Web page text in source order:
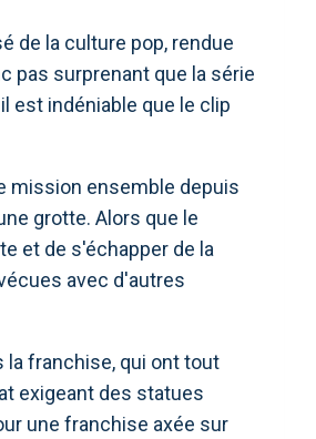
de la culture pop, rendue
pas surprenant que la série
est indéniable que le clip
mission ensemble depuis
grotte. Alors que le
et de s'échapper de la
avec d'autres
la franchise, qui ont tout
exigeant des statues
une franchise axée sur